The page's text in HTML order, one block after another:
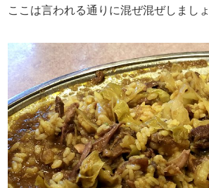
ここは言われる通りに混ぜ混ぜしましょ